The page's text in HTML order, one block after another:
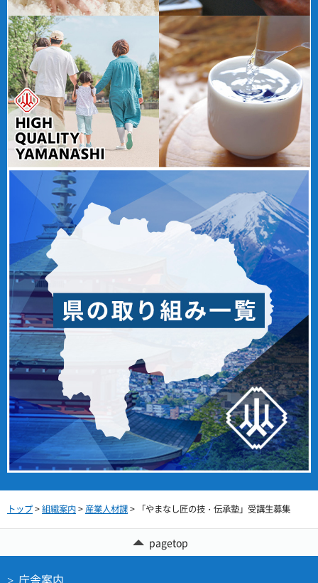
トップ>組織案内>産業人材課> 「やまなし匠の技・伝承塾」受講生募集
pagetop
庁舎案内